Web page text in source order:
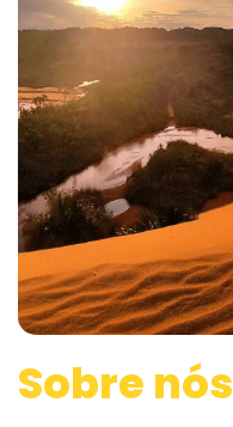
Sobre nós